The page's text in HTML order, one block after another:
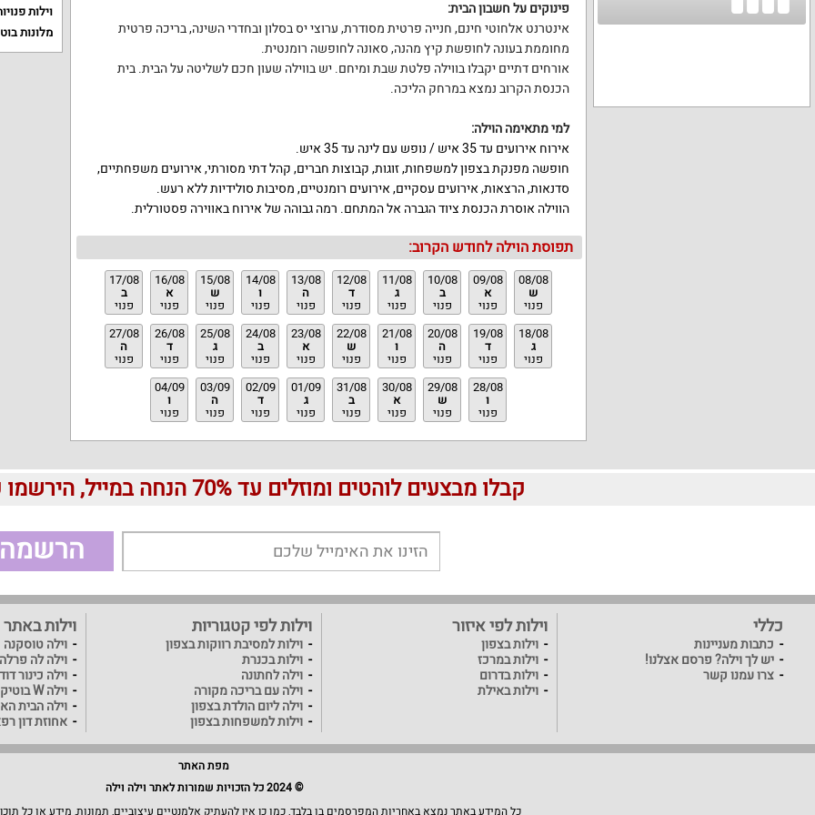
פינוקים על חשבון הבית:
אינטרנט אלחוטי חינם,חנייה פרטית מסודרת,ערוצי יס בסלון ובחדרי השינה,בריכה פרטית
מחוממת בעונה לחופשת קיץ מהנה,סאונה לחופשה רומנטית.
אורחים דתיים יקבלו בווילה פלטת שבת ומיחם.יש בווילה שעון חכם לשליטה על הבית.בית
הכנסת הקרוב נמצא במרחק הליכה.
למי מתאימה הוילה:
אירוח אירועים עד 35 איש / נופש עם לינה עד 35 איש.
חופשה מפנקת בצפון למשפחות, זוגות, קבוצות חברים, קהל דתי מסורתי, אירועים משפחתיים,
סדנאות, הרצאות, אירועים עסקיים, אירועים רומנטיים, מסיבות סולידיות ללא רעש.
הווילה אוסרת הכנסת ציוד הגברה אל המתחם. רמה גבוהה של אירוח באווירה פסטורלית.
תפוסת הוילה לחודש הקרוב:
08/08
ש
פנוי
09/08
א
פנוי
10/08
ב
פנוי
11/08
ג
פנוי
12/08
ד
פנוי
13/08
ה
פנוי
14/08
ו
פנוי
15/08
ש
פנוי
16/08
א
פנוי
17/08
ב
פנוי
18/08
ג
פנוי
19/08
ד
פנוי
20/08
ה
פנוי
21/08
ו
פנוי
22/08
ש
פנוי
23/08
א
פנוי
24/08
ב
פנוי
25/08
ג
פנוי
26/08
ד
פנוי
27/08
ה
פנוי
28/08
ו
פנוי
29/08
ש
פנוי
30/08
א
פנוי
31/08
ב
פנוי
01/09
ג
פנוי
02/09
ד
פנוי
03/09
ה
פנוי
04/09
ו
פנוי
וילות
מלונות
קבלו מבצעים לוהטים ומוזלים עד 70% הנחה במייל, הירשמו עכשיו בחינם:
הרשמה
כללי
כתבות מעניינות
יש לך וילה? פרסם אצלנו!
צרו עמנו קשר
וילות לפי איזור
וילות בצפון
וילות במרכז
וילות בדרום
וילות באילת
וילות לפי קטגוריות
וילות למסיבת רווקות בצפון
וילות בכנרת
וילה לחתונה
וילה עם בריכה מקורה
וילה ליום הולדת בצפון
וילות למשפחות בצפון
וילות באתר
וילה טוסקנה
וילה לה פרלה
וילה כינור
וילה W בוטיק
וילה הבית
אחוזת דון
מפת האתר
© 2024 כל הזכויות שמורות לאתר וילה וילה